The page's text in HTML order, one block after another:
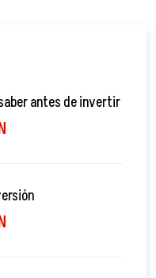
antes de invertir